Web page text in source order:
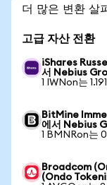
더 많은 변환 살
고급 자산 전환
iShares
서 Nebius
1 IWNon는
BitMine
에서 Nebius
1 BMNRon는
Broadcom
(Ondo